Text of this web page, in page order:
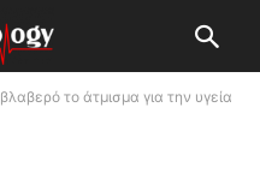
βλαβερό το άτμισμα για την υγεία